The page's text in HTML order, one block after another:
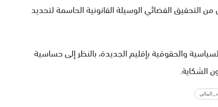
التحقيق القضائي الوسيلة القانونية الحاسمة لتحديد
والحقوقية بإقليم الجديدة، بالنظر إلى حساسية
الشكاية.